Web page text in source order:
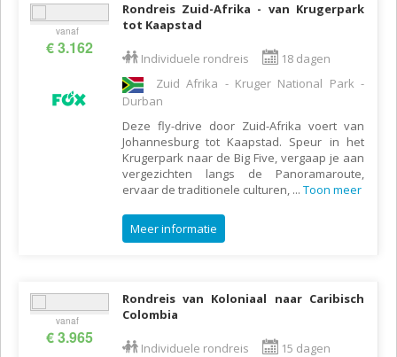
vanaf
€ 3.162
Rondreis Zuid-Afrika - van Krugerpark
tot Kaapstad
Individuele rondreis
18 dagen
Zuid Afrika - Kruger National Park -
Durban
Deze fly-drive door Zuid-Afrika voert van
Johannesburg tot Kaapstad. Speur in het
Krugerpark naar de Big Five, vergaap je aan
vergezichten langs de Panoramaroute,
ervaar de traditionele culturen, ... Toon meer
Meer informatie
vanaf
€ 3.965
Rondreis van Koloniaal naar Caribisch
Colombia
Individuele rondreis
15 dagen